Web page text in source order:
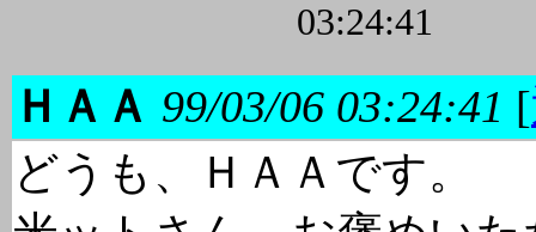
03:24:41
ＨＡＡ 99/03/06 03:24:41 [
どうも、ＨＡＡです。